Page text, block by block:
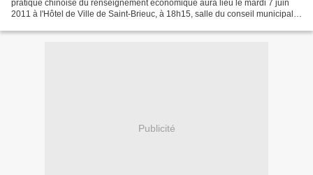
pratique chinoise du renseignement économique aura lieu le mardi 7 juin
2011 à l'Hôtel de Ville de Saint-Brieuc, à 18h15, salle du conseil municipal,
Publicité